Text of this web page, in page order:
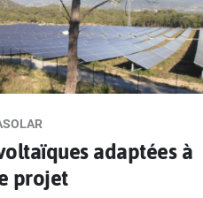
adaptées à
projet